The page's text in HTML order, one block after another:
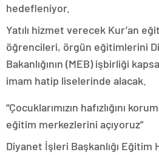
hedefleniyor.
Yatılı hizmet verecek Kur’an
öğrencileri, örgün eğitimlerini
Bakanlığının (MEB) işbirliği
imam hatip liselerinde alacak.
“Çocuklarımızın hafızlığını
eğitim merkezlerini açıyoruz”
Diyanet İşleri Başkanlığı Eğitim